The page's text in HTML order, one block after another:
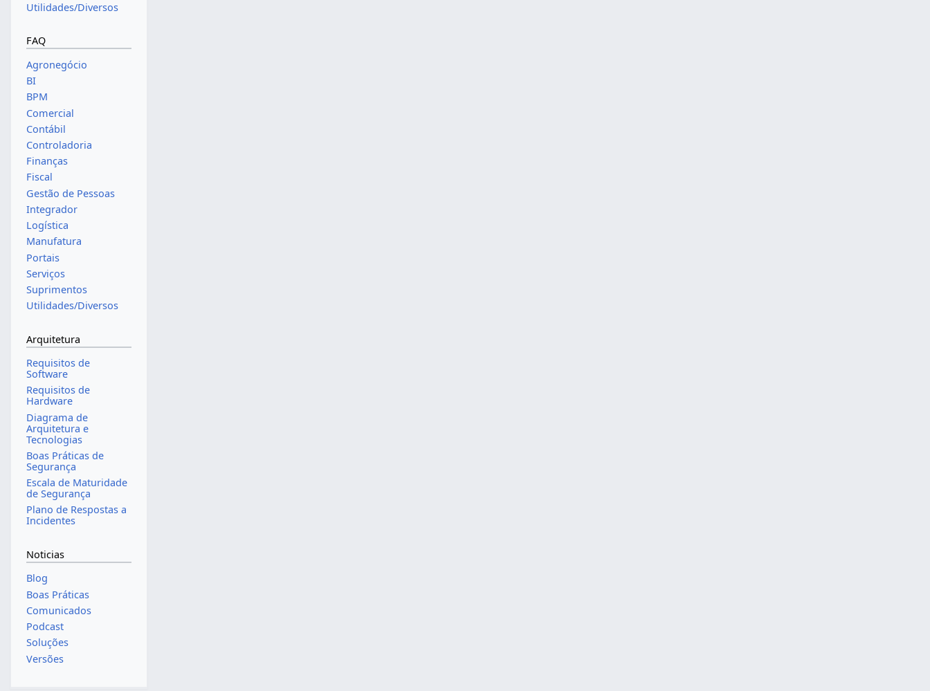
Utilidades/Diversos
FAQ
Agronegócio
BI
BPM
Comercial
Contábil
Controladoria
Finanças
Fiscal
Gestão de Pessoas
Integrador
Logística
Manufatura
Portais
Serviços
Suprimentos
Utilidades/Diversos
Arquitetura
Requisitos de
Software
Requisitos de
Hardware
Diagrama de
Arquitetura e
Tecnologias
Boas Práticas de
Segurança
Escala de Maturidade
de Segurança
Plano de Respostas a
Incidentes
Noticias
Blog
Boas Práticas
Comunicados
Podcast
Soluções
Versões